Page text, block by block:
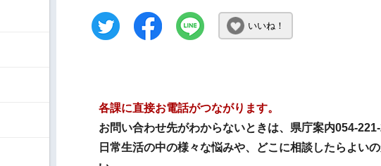
いいね！
各課に直接お電話がつながります。
お問い合わせ先がわからないときは、県庁案内054-
日常生活の中の様々な悩みや、どこに相談したらよい